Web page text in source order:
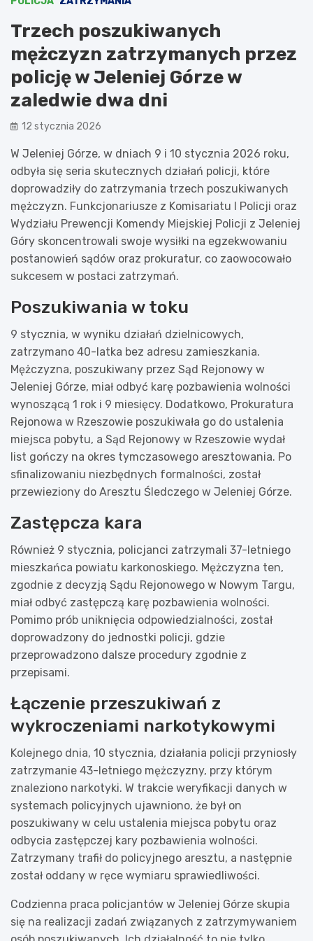
Trzech poszukiwanych
mężczyzn zatrzymanych przez
policję w Jeleniej Górze w
zaledwie dwa dni
12 stycznia 2026
W Jeleniej Górze, w dniach 9 i 10 stycznia 2026 roku,
odbyła się seria skutecznych działań policji, które
doprowadziły do zatrzymania trzech poszukiwanych
mężczyzn. Funkcjonariusze z Komisariatu I Policji oraz
Wydziału Prewencji Komendy Miejskiej Policji z Jeleniej
Góry skoncentrowali swoje wysiłki na egzekwowaniu
postanowień sądów oraz prokuratur, co zaowocowało
sukcesem w postaci zatrzymań.
Poszukiwania w toku
9 stycznia, w wyniku działań dzielnicowych,
zatrzymano 40-latka bez adresu zamieszkania.
Mężczyzna, poszukiwany przez Sąd Rejonowy w
Jeleniej Górze, miał odbyć karę pozbawienia wolności
wynoszącą 1 rok i 9 miesięcy. Dodatkowo, Prokuratura
Rejonowa w Rzeszowie poszukiwała go do ustalenia
miejsca pobytu, a Sąd Rejonowy w Rzeszowie wydał
list gończy na okres tymczasowego aresztowania. Po
sfinalizowaniu niezbędnych formalności, został
przewieziony do Aresztu Śledczego w Jeleniej Górze.
Zastępcza kara
Również 9 stycznia, policjanci zatrzymali 37-letniego
mieszkańca powiatu karkonoskiego. Mężczyzna ten,
zgodnie z decyzją Sądu Rejonowego w Nowym Targu,
miał odbyć zastępczą karę pozbawienia wolności.
Pomimo prób uniknięcia odpowiedzialności, został
doprowadzony do jednostki policji, gdzie
przeprowadzono dalsze procedury zgodnie z
przepisami.
Łączenie przeszukiwań z
wykroczeniami narkotykowymi
Kolejnego dnia, 10 stycznia, działania policji przyniosły
zatrzymanie 43-letniego mężczyzny, przy którym
znaleziono narkotyki. W trakcie weryfikacji danych w
systemach policyjnych ujawniono, że był on
poszukiwany w celu ustalenia miejsca pobytu oraz
odbycia zastępczej kary pozbawienia wolności.
Zatrzymany trafił do policyjnego aresztu, a następnie
został oddany w ręce wymiaru sprawiedliwości.
Codzienna praca policjantów w Jeleniej Górze skupia
się na realizacji zadań związanych z zatrzymywaniem